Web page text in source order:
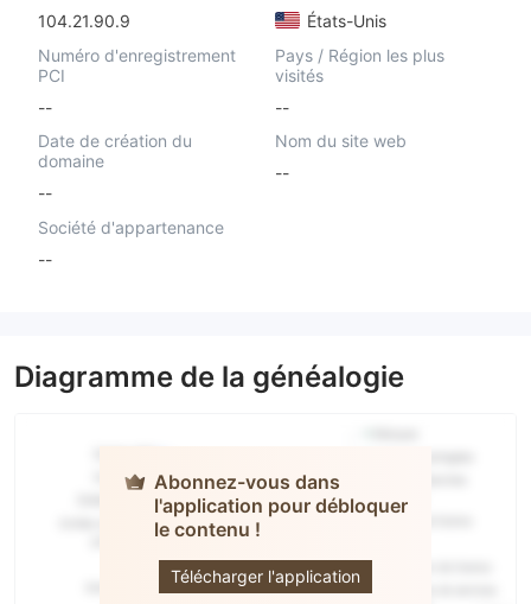
104.21.90.9
États-Unis
Numéro d'enregistrement
PCI
--
Pays / Région les plus
visités
--
Date de création du
domaine
--
Nom du site web
--
Société d'appartenance
--
Diagramme de la généalogie
Abonnez-vous dans
l'application pour débloquer
le contenu !
Télécharger l'application
MMC